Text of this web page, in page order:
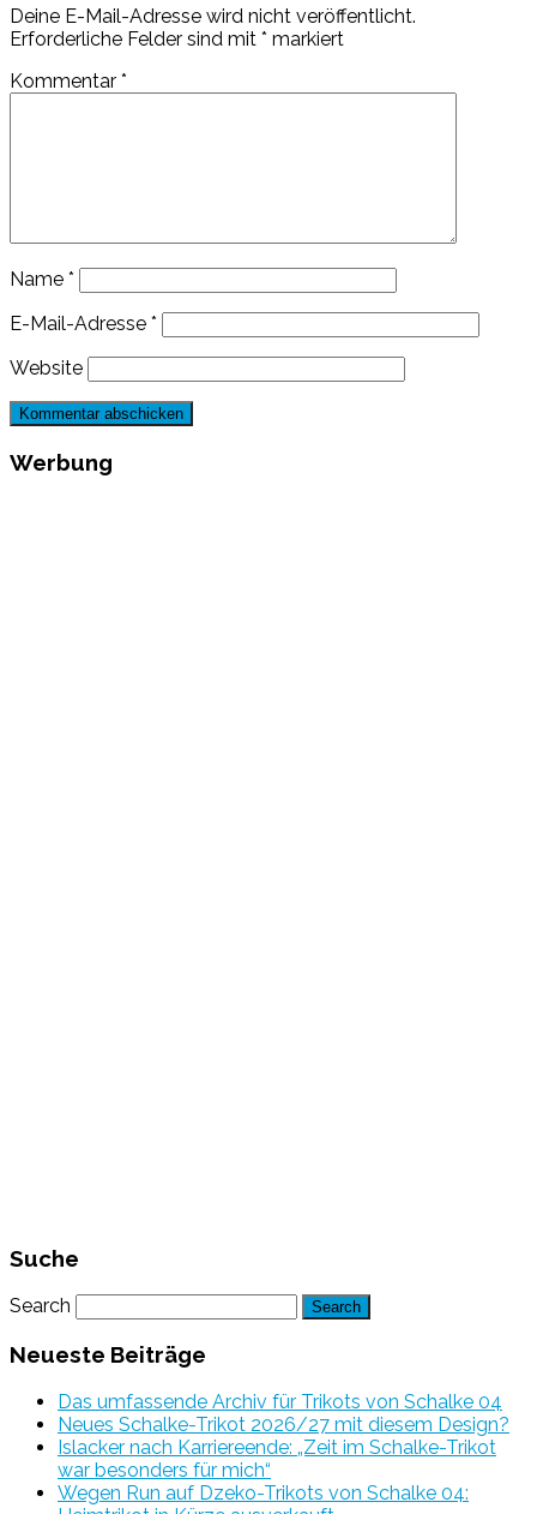
Deine E-Mail-Adresse wird nicht veröffentlicht.
Erforderliche Felder sind mit * markiert
Kommentar *
Name *
E-Mail-Adresse *
Website
Werbung
Suche
Search
Neueste Beiträge
Das umfassende Archiv für Trikots von Schalke 04
Neues Schalke-Trikot 2026/27 mit diesem Design?
Islacker nach Karriereende: „Zeit im Schalke-Trikot
war besonders für mich“
Wegen Run auf Dzeko-Trikots von Schalke 04: